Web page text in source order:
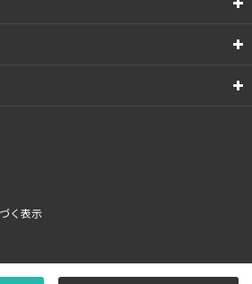
く表示